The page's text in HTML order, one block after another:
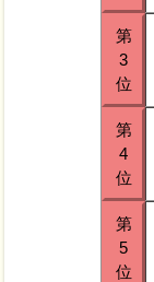
第
3
位
第
4
位
第
5
位